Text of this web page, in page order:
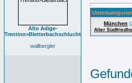
Alto Adige-
Trentino>Bletterbachschlucht
wallbergler
München
Alter